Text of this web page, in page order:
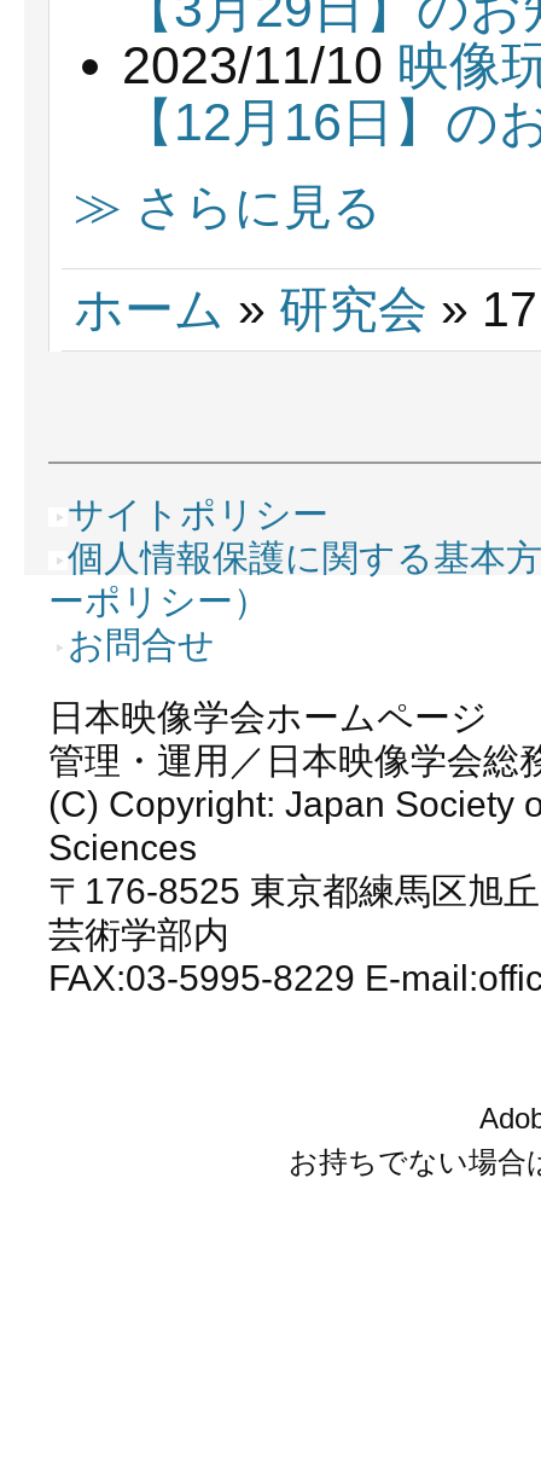
2023/11/10 映像
【12月16日】の
≫ さらに見る
ホーム » 研究会 »
サイトポリシー
個人情報保護に関する基本
ーポリシー）
お問合せ
日本映像学会ホームページ
管理・運用／日本映像学会総
(C) Copyright: Japan Society
Sciences
〒176-8525 東京都練馬区旭
芸術学部内
FAX:03-5995-8229 E-
お持ちでない場合